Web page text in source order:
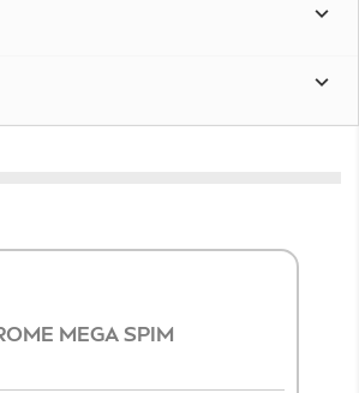


MEGA SPIM